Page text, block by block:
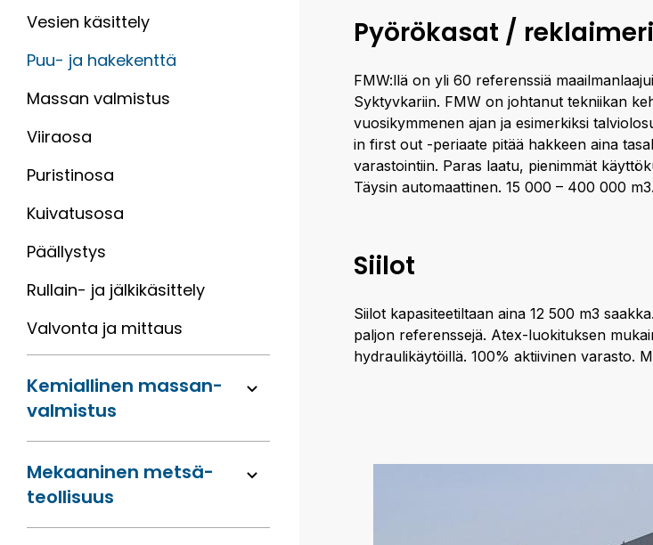
Vesien käsittely
Puu- ja hakekenttä
Massan valmistus
Viiraosa
Puristinosa
Kuivatusosa
Päällystys
Rullain- ja jälkikäsittely
Valvonta ja mittaus
Kemiallinen massan­
valmistus
Mekaaninen metsä­
teollisuus
Pyörökasat /
FMW:llä on yli 60 referenssiä
Syktyvkariin. FMW on johtanut tekniikan
vuosikymmenen ajan ja esimerkiksi
in first out -periaate pitää hakkeen aina
varastointiin. Paras laatu, pienimmät
Täysin automaattinen. 15 000 – 400 000 m3.
Siilot
Siilot kapasiteetiltaan aina 12 500 m3
paljon referenssejä. Atex-luokituksen
hydraulikäytöillä. 100% aktiivinen varasto.